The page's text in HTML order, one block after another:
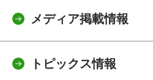
メディア掲載情報
トピックス情報